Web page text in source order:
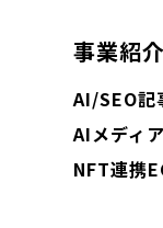
事業紹介
AI/SEO記
AIメディ
NFT連携